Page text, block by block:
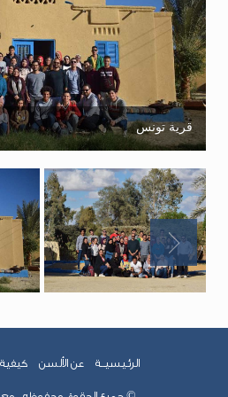
قرية تونس
الرئـيسيــة عن الألسن